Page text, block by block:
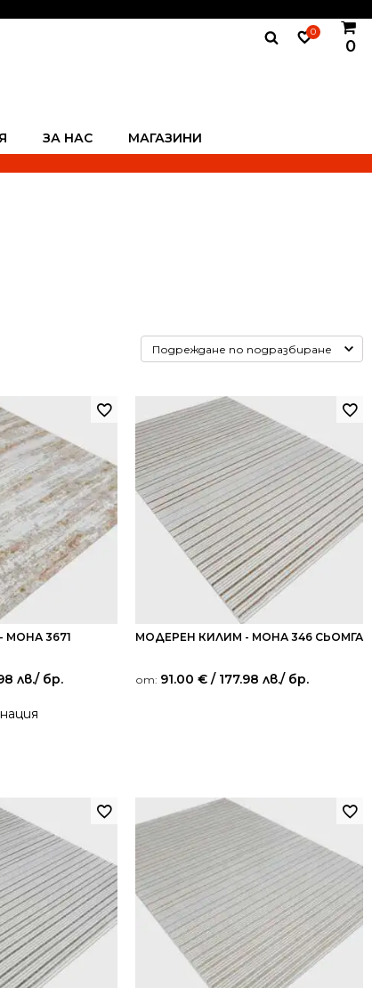
ЗА НАС МАГАЗИНИ
0
0
3671
лв./ бр.
МОДЕРЕН КИЛИМ - МОНА 346 СЬОМГА
от: 91.00 € / 177.98 лв./ бр.